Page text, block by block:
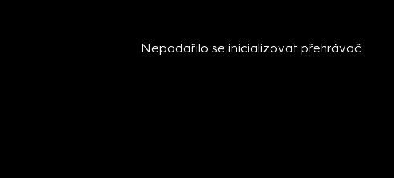
Nepodařilo se inicializovat přehrávač